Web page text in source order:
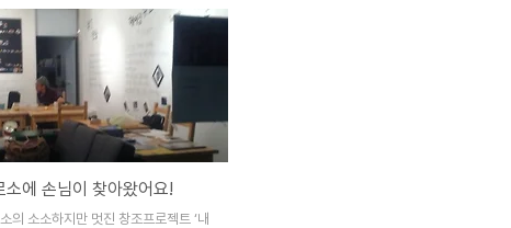
자의 생각으로 그림을 가득 채우게 만드
같습니다. 지성은 작가 작가님의 '드로
피'워크샵은 그림에 대한 막연한 생각
적이고 다각적으로 경험해 볼 수 있는
제공합니다. 그림을 그리기 위한 도구
대한 간단한 소개, 그림을 그리기 기법
연습방법을 이야기 합니다. 그리고 직접
그려보고 다른 이들의 그림의 감상을
소에 손님이 찾아왔어요!
의 소소하지만 멋진 창조프로젝트 ‘내